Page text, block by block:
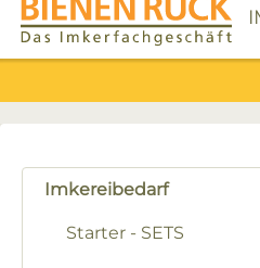
Imkereibedarf
Starter - SETS